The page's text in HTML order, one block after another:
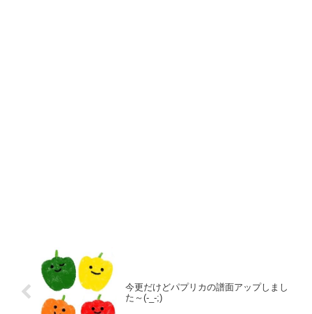
今更だけどパプリカの譜面アップしまし
た～(-_-;)